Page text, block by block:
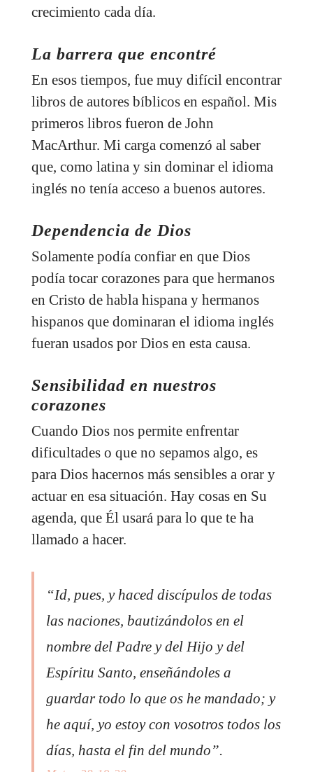
crecimiento cada día.
La barrera que encontré
En esos tiempos, fue muy difícil encontrar
libros de autores bíblicos en español. Mis
primeros libros fueron de John
MacArthur. Mi carga comenzó al saber
que, como latina y sin dominar el idioma
inglés no tenía acceso a buenos autores.
Dependencia de Dios
Solamente podía confiar en que Dios
podía tocar corazones para que hermanos
en Cristo de habla hispana y hermanos
hispanos que dominaran el idioma inglés
fueran usados por Dios en esta causa.
Sensibilidad en nuestros
corazones
Cuando Dios nos permite enfrentar
dificultades o que no sepamos algo, es
para Dios hacernos más sensibles a orar y
actuar en esa situación. Hay cosas en Su
agenda, que Él usará para lo que te ha
llamado a hacer.
“Id, pues, y haced discípulos de todas
las naciones, bautizándolos en el
nombre del Padre y del Hijo y del
Espíritu Santo, enseñándoles a
guardar todo lo que os he mandado; y
he aquí, yo estoy con vosotros todos los
días, hasta el fin del mundo”.